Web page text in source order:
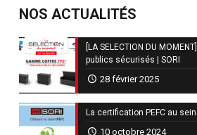
NOS ACTUALITÉS
[LA SELECTION DU
publics sécurisés | SORI
28 février 2025
La certification PEFC au sein
10 octobre 2024